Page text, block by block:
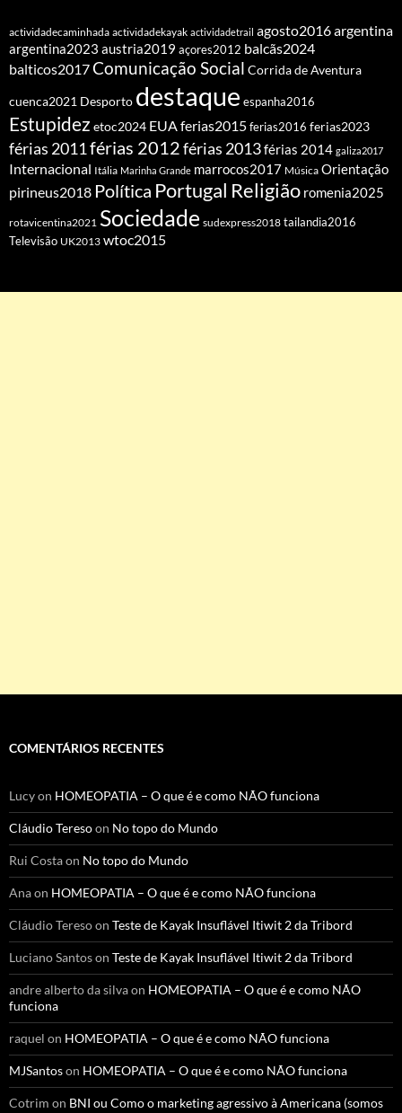
actividadecaminhada actividadekayak actividadetrail agosto2016argentina
argentina2023 austria2019 açores2012 balcãs2024
balticos2017Comunicação Social Corrida de Aventura
cuenca2021 Desporto destaque espanha2016
Estupidez etoc2024 EUAferias2015ferias2016 ferias2023
férias 2011férias 2012férias 2013férias 2014 galiza2017
Internacional Itália Marinha Grande marrocos2017 Música Orientação
pirineus2018 Política Portugal Religião romenia2025
rotavicentina2021 Sociedade sudexpress2018 tailandia2016
Televisão UK2013 wtoc2015
COMENTÁRIOS RECENTES
Lucyon HOMEOPATIA – O que é e como NÃO funciona
Cláudio Teresoon No topo do Mundo
Rui Costaon No topo do Mundo
Anaon HOMEOPATIA – O que é e como NÃO funciona
Cláudio Teresoon Teste de Kayak Insuflável Itiwit 2 da Tribord
Luciano Santoson Teste de Kayak Insuflável Itiwit 2 da Tribord
andre alberto da silvaon HOMEOPATIA – O que é e como NÃO
funciona
raquel on HOMEOPATIA – O que é e como NÃO funciona
MJSantoson HOMEOPATIA – O que é e como NÃO funciona
Cotrim on BNI ou Como o marketing agressivo à Americana (somos